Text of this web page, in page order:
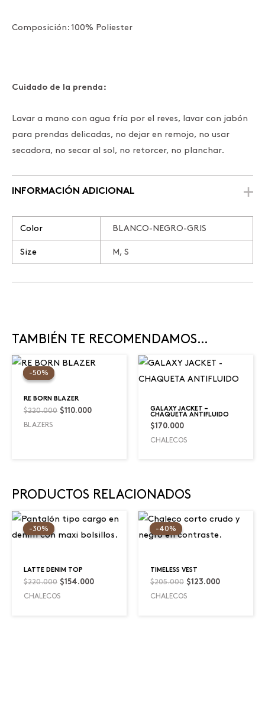
Composición: 100% Poliester
Cuidado de la prenda:
Lavar a mano con agua fría por el reves, lavar con jabón
para prendas delicadas, no dejar en remojo, no usar
secadora, no secar al sol, no retorcer, no planchar.
INFORMACIÓN ADICIONAL
Color BLANCO-NEGRO-GRIS
Size M, S
TAMBIÉN TE RECOMENDAMOS…
-50%
-50%
RE BORN BLAZER
$220.000
Original
$110.000
Current
BLAZERS
GALAXY JACKET –
CHAQUETA ANTIFLUIDO
$170.000
CHALECOS
PRODUCTOS RELACIONADOS
-30%
-30%
LATTE DENIM TOP
$220.000
Original
price
was:
$ 154.000
price
is:
CHALECOS
-40%
-40%
TIMELESS VEST
$205.000
Original
was:
$ 123.000
Current
price
is:
CHALECOS